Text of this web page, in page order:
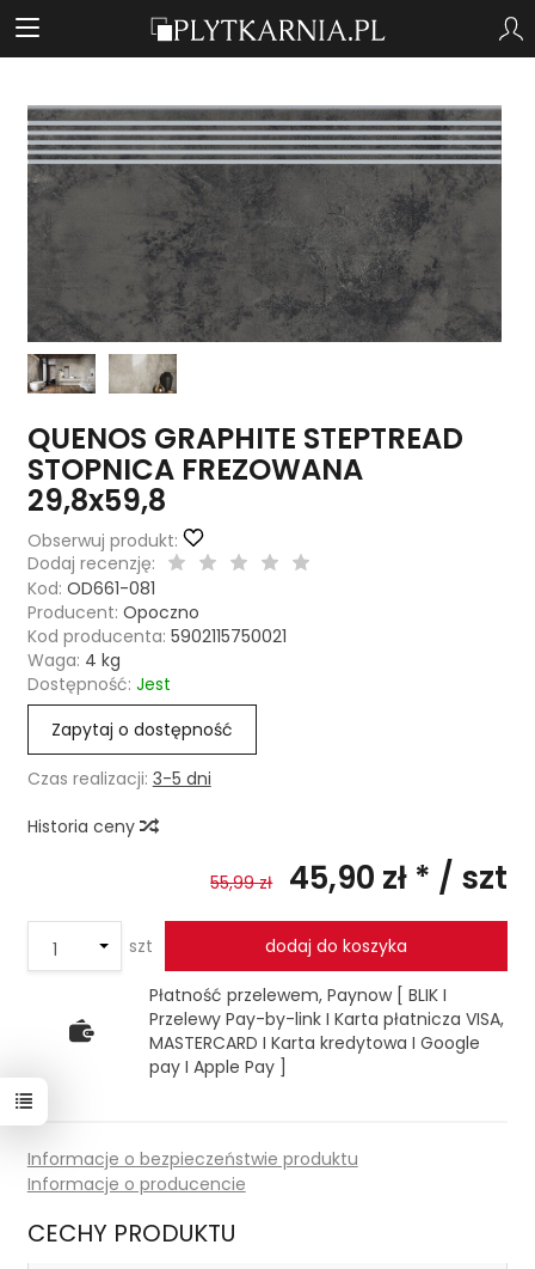
QUENOS GRAPHITE STEPTREAD
STOPNICA FREZOWANA
29,8x59,8
Obserwuj produkt:
Dodaj recenzję:
Kod: OD661-081
Producent: Opoczno
Kod producenta: 5902115750021
Waga: 4 kg
Dostępność: Jest
Zapytaj o dostępność
Czas realizacji: 3-5 dni
Historia ceny
55,99 zł 45,90 zł * / szt
szt dodaj do koszyka
Płatność przelewem, Paynow [ BLIK I
Przelewy Pay-by-link I Karta płatnicza VISA,
MASTERCARD I Karta kredytowa I Google
pay I Apple Pay ]
Informacje o bezpieczeństwie produktu
Informacje o producencie
CECHY PRODUKTU